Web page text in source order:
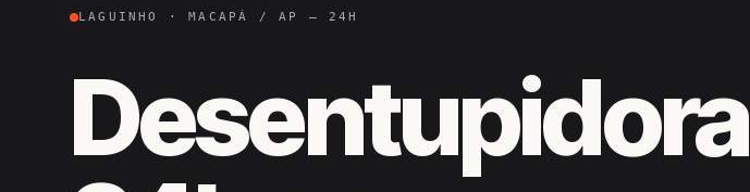
LAGUINHO · MACAPÁ / AP — 24H
Desentupidora